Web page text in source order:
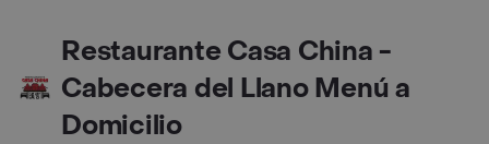
Restaurante Casa China -
Cabecera del Llano Menú a
Domicilio